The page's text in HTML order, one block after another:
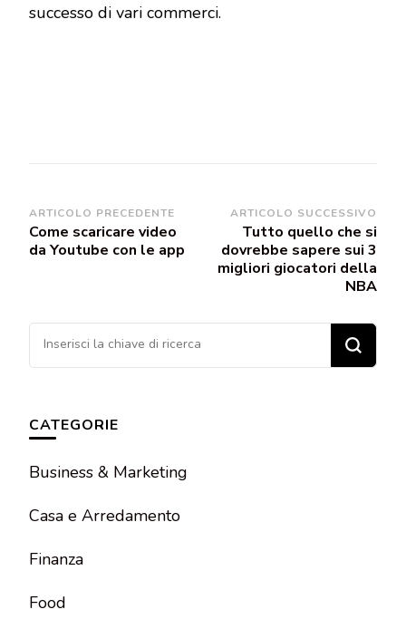
successo di vari commerci.
Navigazione
articoli
ARTICOLO PRECEDENTE
Come scaricare video
da Youtube con le app
ARTICOLO SUCCESSIVO
Tutto quello che si
dovrebbe sapere sui 3
migliori giocatori della
NBA
Cerchi
qualcosa?
CATEGORIE
Business & Marketing
Casa e Arredamento
Finanza
Food